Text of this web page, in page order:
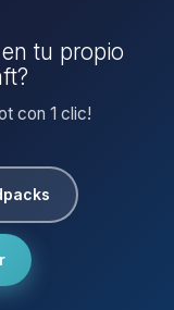
tu propio
con 1 clic!